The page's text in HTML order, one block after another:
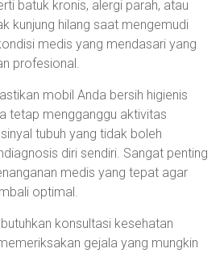
batuk kronis, alergi parah, atau
kunjung hilang saat mengemudi
medis yang mendasari yang
profesional.
mobil Anda bersih higienis
tetap mengganggu aktivitas
tubuh yang tidak boleh
diri sendiri. Sangat penting
medis yang tepat agar
optimal.
konsultasi kesehatan
gejala yang mungkin